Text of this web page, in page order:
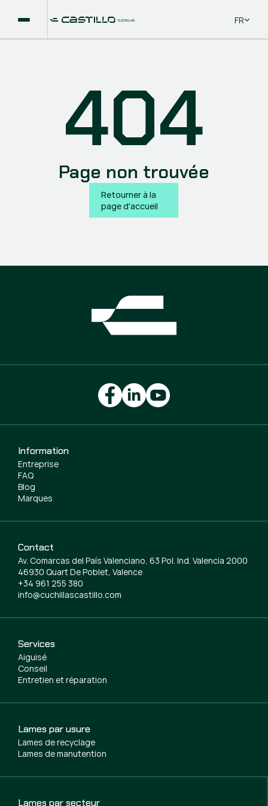
Select
FR
404
Page non trouvée
Retourner à la
page d'accueil
Services
Aiguisé
Conseil
Entretien et réparation
Lames par usure
Lames de recyclage
Lames de manutention
Lames par secteur
Information
Entreprise
FAQ
Blog
Marques
Contact
Av. Comarcas del País Valenciano, 63 Pol. Ind. Valencia 2000
46930 Quart De Poblet, Valence
+34 961 255 380
info@cuchillascastillo.com